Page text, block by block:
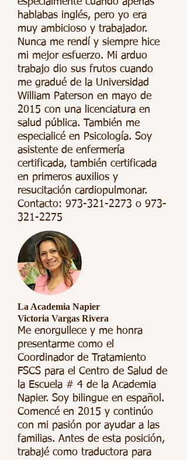
hablabas inglés, pero yo era
muy ambicioso y trabajador.
Nunca me rendí y siempre hice
mi mejor esfuerzo. Mi arduo
trabajo dio sus frutos cuando
me gradué de la Universidad
William Paterson en mayo de
2015 con una licenciatura en
salud pública. También me
especialicé en Psicología. Soy
asistente de enfermería
certificada, también certificada
en primeros auxilios y
resucitación cardiopulmonar.
Contacto: 973-321-2273 o 973-
321-2275
La Academia Napier
Victoria Vargas Rivera
Me enorgullece y me honra
presentarme como el
Coordinador de Tratamiento
FSCS para el Centro de Salud de
la Escuela # 4 de la Academia
Napier. Soy bilingue en español.
Comencé en 2015 y continúo
con mi pasión por ayudar a las
familias. Antes de esta posición,
trabajé como traductora para